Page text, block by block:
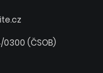
(ČSOB)